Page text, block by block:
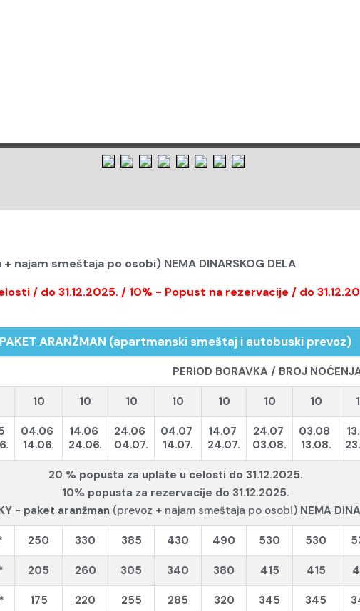
najam smeštaja po osobi) NEMA DINARSKOG DELA
/ do 31.12.2025. / 10% - Popust na rezervacije / do
PAKET ARANŽMAN (apartmanski smeštaj i autobuski prevoz)
PERIOD BORAVKA / BROJ
10 10 10 10 10 10 10
04.06
14.06.
14.06
24.06.
24.06
04.07.
04.07
14.07.
14.07
24.07.
24.07
03.08.
03.08
13.08.
20 % popusta za uplate u celosti do 31.12.2025.
10% popusta za rezervacije do 31.12.2025.
- paket aranžman (prevoz + najam smeštaja po osobi) NEMA
250 330 385 430 490 530 530
205 260 305 340 380 415 415
175 220 255 285 320 345 345